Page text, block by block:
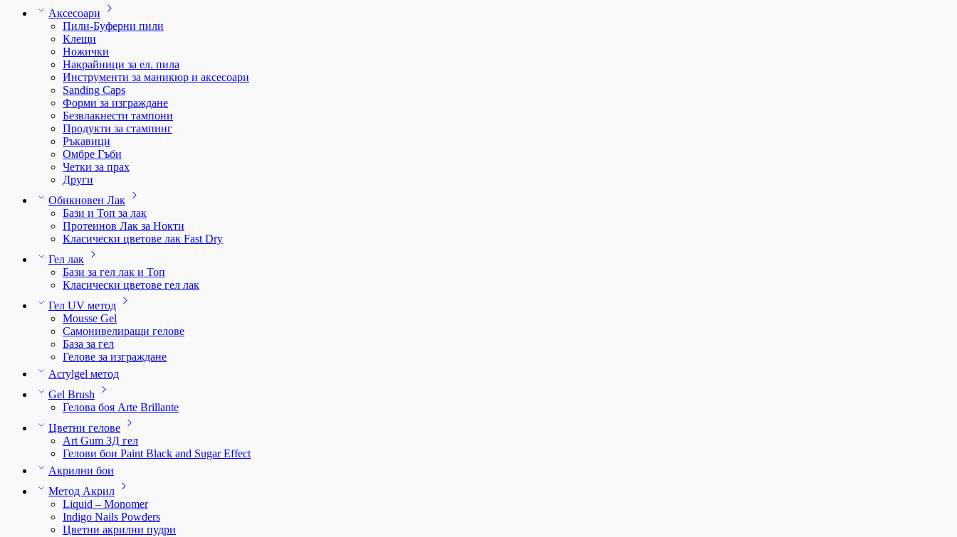
Аксесоари
Пили-Буферни пили
Клещи
Ножички
Накрайници за ел. пила
Инструменти за маникюр и аксесоари
Sanding Caps
Форми за изграждане
Безвлакнести тампони
Продукти за стампинг
Ръкавици
Омбре Гъби
Четки за прах
Други
Обикновен Лак
Бази и Топ за лак
Протеинов Лак за Нокти
Класически цветове лак Fast Dry
Гел лак
Бази за гел лак и Топ
Класически цветове гел лак
Гел UV метод
Mousse Gel
Самонивелиращи гелове
База за гел
Гелове за изграждане
Acrylgel метод
Gel Brush
Гелова боя Arte Brillante
Цветни гелове
Art Gum 3Д гел
Гелови бои Paint Black and Sugar Effect
Акрилни бои
Метод Акрил
Liquid – Monomer
Indigo Nails Powders
Цветни акрилни пудри